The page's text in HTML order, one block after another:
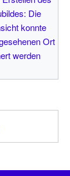
Die
konnte
Ort
werden